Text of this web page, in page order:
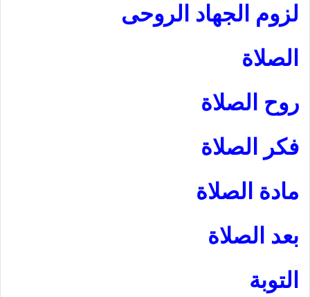
لزوم الجهاد الروحى
الصلاة
روح الصلاة
فكر الصلاة
مادة الصلاة
بعد الصلاة
التوبة